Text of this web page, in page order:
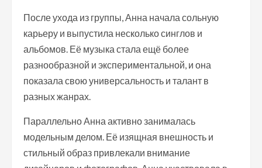
После ухода из группы, Анна начала сольную
карьеру и выпустила несколько синглов и
альбомов. Её музыка стала ещё более
разнообразной и экспериментальной, и она
показала свою универсальность и талант в
разных жанрах.
Параллельно Анна активно занималась
модельным делом. Её изящная внешность и
стильный образ привлекали внимание